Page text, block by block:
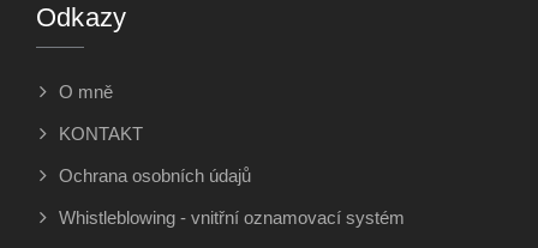
Odkazy
O mně
KONTAKT
Ochrana osobních údajů
Whistleblowing - vnitřní oznamovací systém